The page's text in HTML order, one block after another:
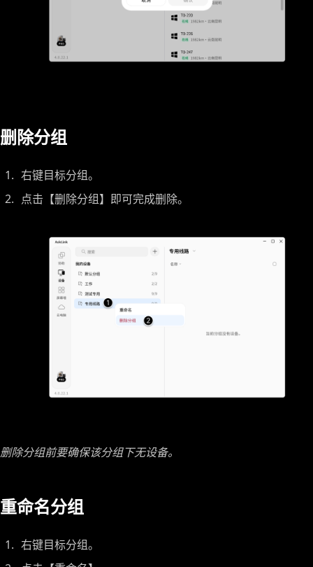
删除分组
右键目标分组。
点击【删除分组】即可完成删除。
删除分组前要确保该分组下无设备。
重命名分组
右键目标分组。